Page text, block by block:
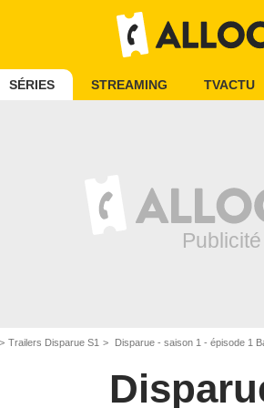
SÉRIES STREAMING TVACTU
Trailers Disparue S1 Disparue - saison 1 - épisode 1